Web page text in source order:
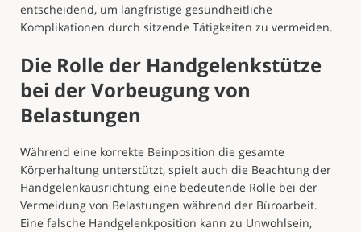
entscheidend, um langfristige gesundheitliche
Komplikationen durch sitzende Tätigkeiten zu vermeiden.
Die Rolle der Handgelenkstütze
bei der Vorbeugung von
Belastungen
Während eine korrekte Beinposition die gesamte
Körperhaltung unterstützt, spielt auch die Beachtung der
Handgelenkausrichtung eine bedeutende Rolle bei der
Vermeidung von Belastungen während der Büroarbeit.
Eine falsche Handgelenkposition kann zu Unwohlsein,